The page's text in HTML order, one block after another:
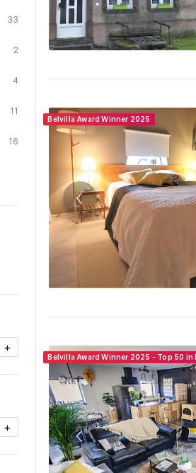
33
2
4
11
16
+
+
Belvilla Award Winner 2025
Belvilla Award Winner 2025 - Top 50 in